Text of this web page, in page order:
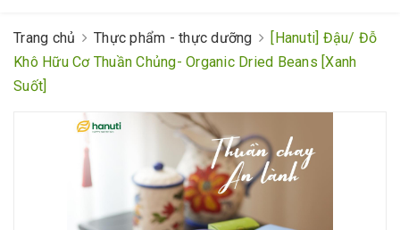
Trang chủ Thực phẩm - thực dưỡng
[Hanuti] Đậu/ Đỗ
Khô Hữu Cơ Thuần Chủng- Organic Dried Beans [Xanh
Suốt]